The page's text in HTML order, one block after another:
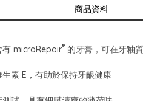
商品資料
有 microRepair® 的牙膏，可在牙釉
素 E，有助於保持牙齦健康